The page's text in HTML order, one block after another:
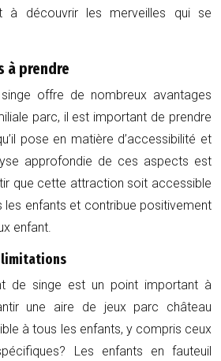
à découvrir les merveilles qui se
à prendre
offre de nombreux avantages
parc, il est important de prendre
pose en matière d’accessibilité et
approfondie de ces aspects est
que cette attraction soit accessible
les enfants et contribue positivement
enfant.
limitations
de singe est un point important à
une aire de jeux parc château
à tous les enfants, y compris ceux
Les enfants en fauteuil